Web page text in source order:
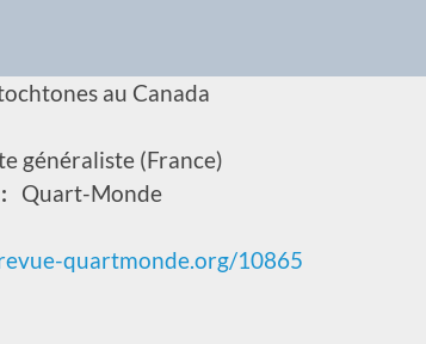
au Canada
généraliste (France)
Quart-Monde
quartmonde.org/10865